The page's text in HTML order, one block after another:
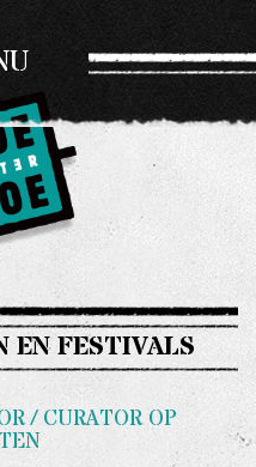
EN FESTIVALS
/ CURATOR OP